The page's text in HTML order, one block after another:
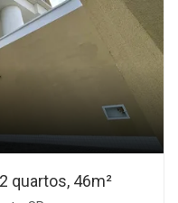
quartos, 46m²